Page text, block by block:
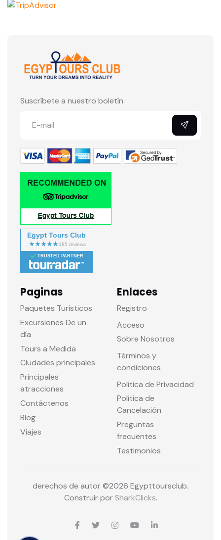
Suscríbete a nuestro boletín
Egypt Tours Club
TRUSTED PARTNER
Paginas
Paquetes Turísticos
Excursiones De un
día
Tours a Medida
Ciudades principales
Principales
atracciones
Contáctenos
Blog
Viajes
Enlaces
Registro
Acceso
Sobre Nosotros
Términos y
condiciones
Política de Privacidad
Política de
Cancelación
Preguntas
frecuentes
Testimonios
derechos de autor ©2026 Egypttoursclub.
Construir por SharkClicks.